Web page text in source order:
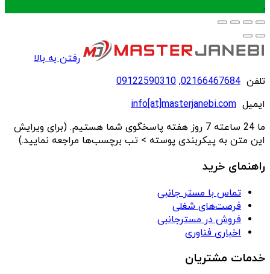
.
رفتن به بالا
تلفن 02166467684
,
09122590310
ایمیل info[at]masterjanebi.com
ما 24 ساعته 7 روز هفته پاسخگوی شما هستیم. (برای ویرایش
این متن به پیکربندی پوسته > تب برچسب‌ها مراجعه نمایید.)
راهنمای خرید
تماس با مستر جانبی
فرصت‌های شغلی
فروش در مسترجانبی
اخباری فناوری
خدمات مشتریان